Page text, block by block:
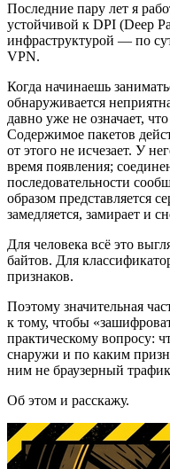
Последние пару лет я
устойчивой к DPI (Deep
инфраструктурой — по
VPN.
Когда начинаешь
обнаруживается
давно уже не означает,
Содержимое пакетов
от этого не исчезает. У
время появления;
последовательности
образом представляется
замедляется, замирает и
Для человека всё это
байтов. Для
признаков.
Поэтому значительная
к тому, чтобы
практическому вопросу:
снаружи и по каким
ним не браузерный
Об этом и расскажу.